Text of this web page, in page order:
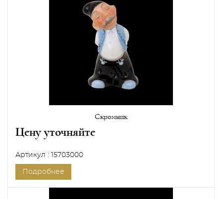
Скромник
Цену уточняйте
Артикул : 15703000
Подробнее